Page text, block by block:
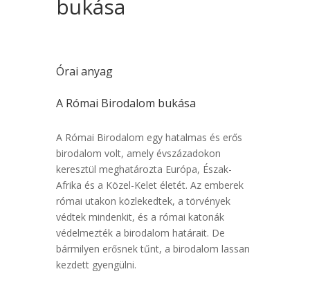
bukása
Órai anyag
A Római Birodalom bukása
A Római Birodalom egy hatalmas és erős
birodalom volt, amely évszázadokon
keresztül meghatározta Európa, Észak-
Afrika és a Közel-Kelet életét. Az emberek
római utakon közlekedtek, a törvények
védtek mindenkit, és a római katonák
védelmezték a birodalom határait. De
bármilyen erősnek tűnt, a birodalom lassan
kezdett gyengülni.